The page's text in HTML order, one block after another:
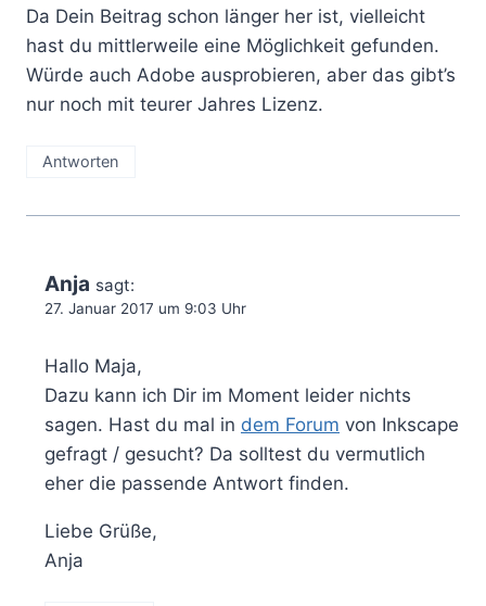
Da Dein Beitrag schon länger her ist, vielleicht
hast du mittlerweile eine Möglichkeit gefunden.
Würde auch Adobe ausprobieren, aber das gibt’s
nur noch mit teurer Jahres Lizenz.
Antworten
Anja sagt:
27. Januar 2017 um 9:03 Uhr
Hallo Maja,
Dazu kann ich Dir im Moment leider nichts
sagen. Hast du mal in dem Forum von Inkscape
gefragt / gesucht? Da solltest du vermutlich
eher die passende Antwort finden.
Liebe Grüße,
Anja